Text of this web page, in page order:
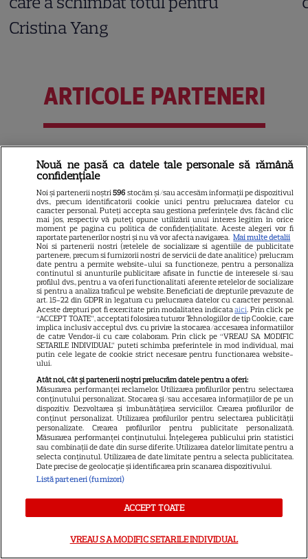
Cristina Yang
ARTICOLE PARTENERI
Horoscop Urania | Previziuni
7 august 2026. Venus va intra
în zodia Balanței
Ulei de perilla – ce este și ce
beneficii are
Cum poate fi consumat
ghimbirul
Ce este decoctul, cum se
obţine şi care sunt utilizările
acestuia
Nouă ne pasă ca datele tale personale să rămână
confidențiale
Noi și partenerii noștri596 stocăm și/sau accesăm informații pe dispozitivul
dvs., precum identificatorii cookie unici pentru prelucrarea datelor cu
caracter personal. Puteți accepta sau gestiona preferințele dvs. făcând clic
mai jos, respectiv vă puteți opune utilizării unui interes legitim în orice
moment pe pagina cu politica de confidențialitate. Aceste alegeri vor fi
raportate partenerilor noștri și nu vă vor afecta navigarea. Mai multe detalii
Noi si partenerii nostri (retelele de socializare si agentiile de publicitate
partenere, precum si furnizorii nostri de servicii de date analitice) prelucram
date pentru a permite website-ului sa functioneze, pentru a personaliza
continutul si anunturile publicitare afisate in functie de interesele si/sau
profilul dvs., pentru a va oferi functionalitati aferente retelelor de socializare
si pentru a analiza traficul pe website. Beneficiati de drepturile prevazute de
art. 15-22 din GDPR in legatura cu prelucrarea datelor cu caracter personal.
Aceste drepturi pot fi exercitate prin modalitatea indicataaici. Prin click pe
“ACCEPT TOATE”, acceptati folosirea tuturor Tehnologiilor de tip Cookie, care
implica inclusiv acceptul dvs. cu privire la stocarea/accesarea informatiilor
de catre Vendor-ii cu care colaboram. Prin click pe “VREAU SA MODIFIC
SETARILE INDIVIDUAL” puteti schimba preferintele in mod individual, mai
putin cele legate de cookie strict necesare pentru functionarea website-
ului.
Atât noi, cât și partenerii noștri prelucrăm datele pentru a oferi:
Măsurarea performanței reclamelor. Utilizarea profilurilor pentru selectarea
conținutului personalizat. Stocarea și/sau accesarea informațiilor de pe un
dispozitiv. Dezvoltarea și îmbunătățirea serviciilor. Crearea profilurilor de
conținut personalizat. Utilizarea profilurilor pentru selectarea publicității
personalizate. Crearea profilurilor pentru publicitate personalizată.
Măsurarea performanței conținutului. Înțelegerea publicului prin statistici
sau combinații de date din surse diferite. Utilizarea datelor limitate pentru a
selecta conținutul. Utilizarea de date limitate pentru a selecta publicitatea.
Date precise de geolocație și identificarea prin scanarea dispozitivului.
Listă parteneri (furnizori)
ACCEPT TOATE
VREAU SA MODIFIC SETARILE INDIVIDUAL